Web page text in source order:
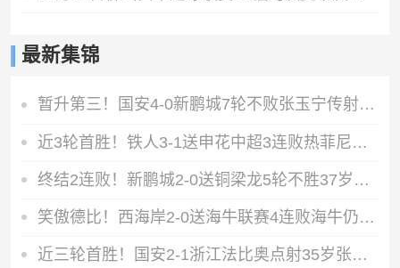
最新集锦
暂升第三！国安4-0新鹏城7轮不败张玉宁传射达万双响法比奥破门
近3轮首胜！铁人3-1送申花中超3连败热菲尼奥双响邦本宜裕传射
终结2连败！新鹏城2-0送铜梁龙5轮不胜37岁姜至鹏破门韦斯利建功
笑傲德比！西海岸2-0送海牛联赛4连败海牛仍垫底西海岸升至第二
近三轮首胜！国安2-1浙江法比奥点射35岁张稀哲制胜王钰栋送助攻